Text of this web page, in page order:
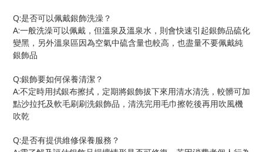
Q:是否可以佩戴銀飾洗澡？
A:一般洗澡可以佩戴，但溫泉及溫泉水，則會快速引起銀飾品硫化
變黑，另外溫泉區因為空氣中硫含量也較高，也盡量不要佩戴純
銀飾品
Q:銀飾要如何保養清潔？
A:不定時用拭銀布擦拭，定期將銀飾拔下來用清水清洗，較髒可加
點沙拉托及軟毛刷刷洗銀飾品，清洗完用毛巾擦乾後再用吹風機
吹乾
Q:是否有提供維修保養服務？